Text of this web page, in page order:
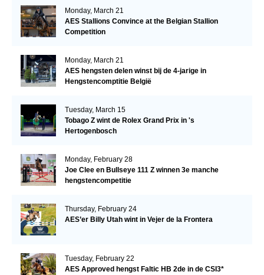
Monday, March 21
AES Stallions Convince at the Belgian Stallion
Competition
Monday, March 21
AES hengsten delen winst bij de 4-jarige in
Hengstencomptitie België
Tuesday, March 15
Tobago Z wint de Rolex Grand Prix in 's
Hertogenbosch
Monday, February 28
Joe Clee en Bullseye 111 Z winnen 3e manche
hengstencompetitie
Thursday, February 24
AES’er Billy Utah wint in Vejer de la Frontera
Tuesday, February 22
AES Approved hengst Faltic HB 2de in de CSI3*